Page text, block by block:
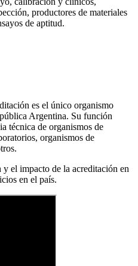
productores de materiales
de aptitud.
es el único organismo
Argentina. Su función
técnica de organismos de
organismos de
el impacto de la acreditación en
en el país.